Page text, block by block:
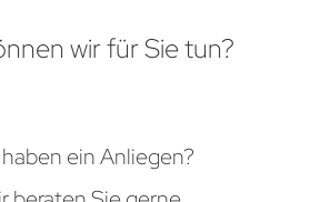
wir für Sie tun?
ein Anliegen?